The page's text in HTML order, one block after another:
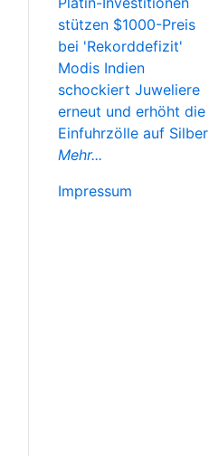
stützen $1000-Preis
bei 'Rekorddefizit'
Modis Indien
schockiert Juweliere
erneut und erhöht die
Einfuhrzölle auf Silber
Mehr...
Impressum